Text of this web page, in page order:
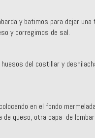
y batimos para dejar
y corregimos de sal.
del costillar y
en el fondo
de queso, otra capa de